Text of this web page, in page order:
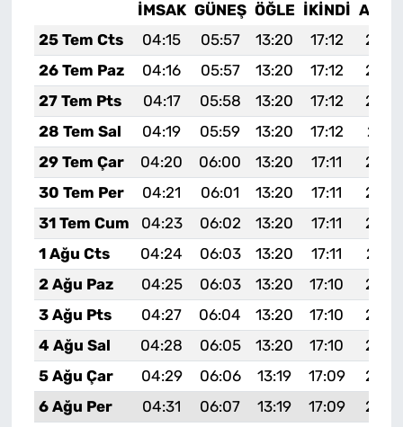
İMSAK GÜNEŞ ÖĞLE İKINDI
25 Tem Cts
04:15 05:57 13:20 17:12
26 Tem Paz
04:16 05:57 13:20 17:12
27 Tem Pts
04:17 05:58 13:20 17:12
28 Tem Sal
04:19 05:59 13:20 17:12
29 Tem Çar
04:20 06:00 13:20 17:11
30 Tem Per
04:21 06:01 13:20 17:11
31 Tem Cum
04:23 06:02 13:20 17:11
1 Ağu Cts
04:24 06:03 13:20 17:11
2 Ağu Paz
04:25 06:03 13:20 17:10
3 Ağu Pts
04:27 06:04 13:20 17:10
4 Ağu Sal
04:28 06:05 13:20 17:10
5 Ağu Çar
04:29 06:06 13:19 17:09
6 Ağu Per
04:31 06:07 13:19 17:09